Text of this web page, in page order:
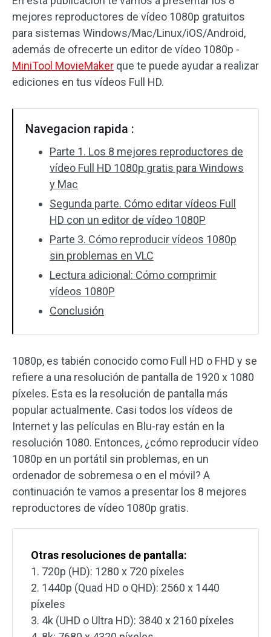
Rotar/Voltear
Procesamiento por lotes
Sin marca de agua
mejores reproductores de vídeo 1080p gratuitos
para sistemas Windows/Mac/Linux/iOS/Android,
además de ofrecerte un editor de vídeo 1080p -
MiniTool MovieMaker que te puede ayudar a realizar
ediciones en tus vídeos Full HD.
Navegacion rapida :
Parte 1. Los 8 mejores reproductores de
vídeo Full HD 1080p gratis para Windows
y Mac
Segunda parte. Cómo editar vídeos Full
HD con un editor de vídeo 1080P
Parte 3. Cómo reproducir vídeos 1080p
sin problemas en VLC
Lectura adicional: Cómo comprimir
vídeos 1080P
Conclusión
1080p, es tabién conocido como Full HD o FHD y se
refiere a una resolución de pantalla de 1920 x 1080
píxeles. Esta es la resolución de pantalla más
popular actualmente. Casi todos los vídeos de
Internet y las películas en Blu-ray están en la
resolución 1080. Entonces, ¿cómo reproducir vídeo
1080p en un portátil sin problemas, en un
ordenador de sobremesa o en el móvil? A
continuación te vamos a presentar los 8 mejores
reproductores de vídeo 1080p gratis.
Otras resoluciones de pantalla:
1. 720p (HD): 1280 x 720 píxeles
2. 1440p (Quad HD o QHD): 2560 x 1440
píxeles
3. 4k (UHD o Ultra HD): 3840 x 2160 píxeles